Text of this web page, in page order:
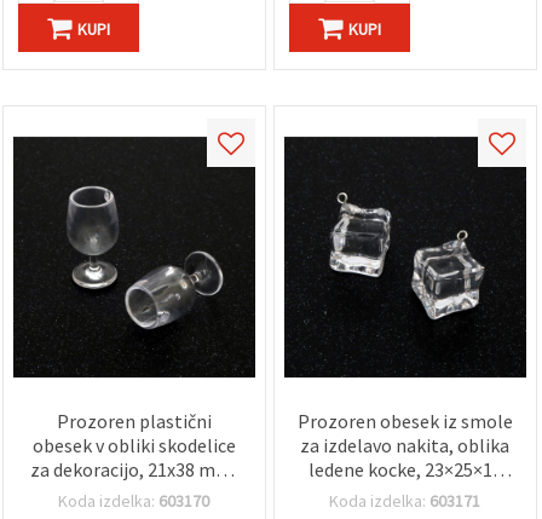
KUPI KUPI
Prozoren plastični
obesek v obliki skodelice
za dekoracijo, 21x38 mm,
luknja: 3 mm – 2 kosa
Koda izdelka: 603170
Prozoren obesek iz smole
za izdelavo nakita, oblika
ledene kocke, 23×25×18
mm, luknja 1,5 mm –
Koda izdelka: 603171